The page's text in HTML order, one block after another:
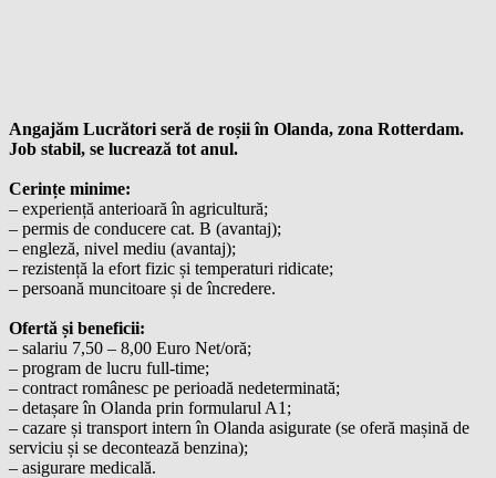
Angajăm Lucrători seră de roșii în Olanda, zona Rotterdam.
Job stabil, se lucrează tot anul.
Cerințe minime:
– experiență anterioară în agricultură;
– permis de conducere cat. B (avantaj);
– engleză, nivel mediu (avantaj);
– rezistență la efort fizic și temperaturi ridicate;
– persoană muncitoare și de încredere.
Ofertă și beneficii:
– salariu 7,50 – 8,00 Euro Net/oră;
– program de lucru full-time;
– contract românesc pe perioadă nedeterminată;
– detașare în Olanda prin formularul A1;
– cazare și transport intern în Olanda asigurate (se oferă mașină de
serviciu și se decontează benzina);
– asigurare medicală.